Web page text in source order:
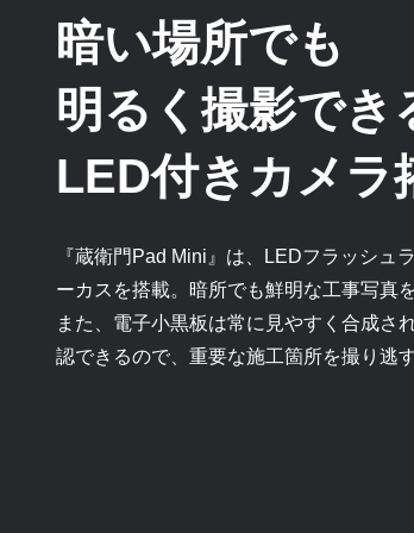
暗い場所でも
明るく撮影でき
LED付きカメラ
『蔵衛門Pad Mini』は、LEDフラッシュ
ーカスを搭載。暗所でも鮮明な工事写真
また、電子小黒板は常に見やすく合成さ
認できるので、重要な施工箇所を撮り逃